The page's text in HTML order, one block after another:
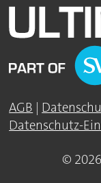
AGB |
Datenschutz-
©